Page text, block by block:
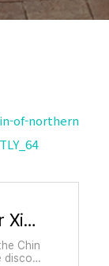
of-northern
Archaeologists uncover tomb of Emperor Xiaomin of Northern Zhou
Chin
discov